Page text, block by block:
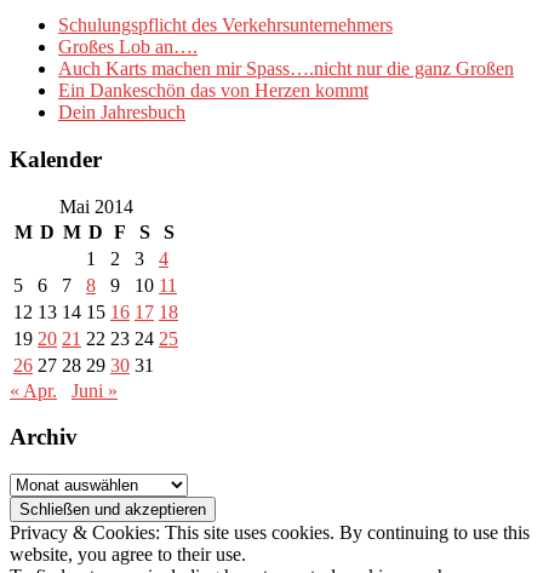
Schulungspflicht des Verkehrsunternehmers
Großes Lob an….
Auch Karts machen mir Spass….nicht nur die ganz Großen
Ein Dankeschön das von Herzen kommt
Dein Jahresbuch
Kalender
Mai 2014
M D M D F S
S
1
2 3
4
5
6 7 8 9 10 11
12 13 14 15 16 17 18
19 20 21 22 23 24 25
26 27 28 29 30 31
« Apr.
Juni »
Archiv
Archiv
Privacy & Cookies: This site uses cookies. By continuing to use this
website, you agree to their use.